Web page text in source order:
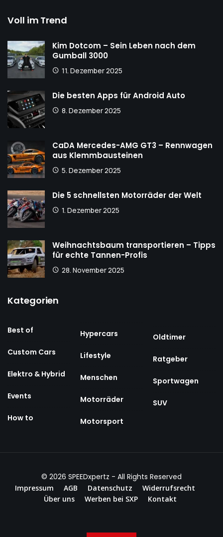
Voll im Trend
Kim Dotcom – Sein Leben nach dem
Gumball 3000
11. Dezember 2025
Die besten Apps für Android Auto
8. Dezember 2025
CaDA Mercedes-AMG GT3 – Rennwagen
aus Klemmbausteinen
5. Dezember 2025
Die 5 schnellsten Motorräder der Welt
1. Dezember 2025
Weihnachtsbaum transportieren – Tipps
für echte Tannen-Profis
28. November 2025
Kategorien
Best of
Custom Cars
Elektro & Hybrid
Events
How to
Hypercars
Lifestyle
Menschen
Motorräder
Motorsport
Oldtimer
Ratgeber
Sportwagen
SUV
© 2026 SPEEDxpertz - All Rights Reserved
Impressum AGB Datenschutz
Widerrufsrecht
Über uns
Werben bei SXP Kontakt